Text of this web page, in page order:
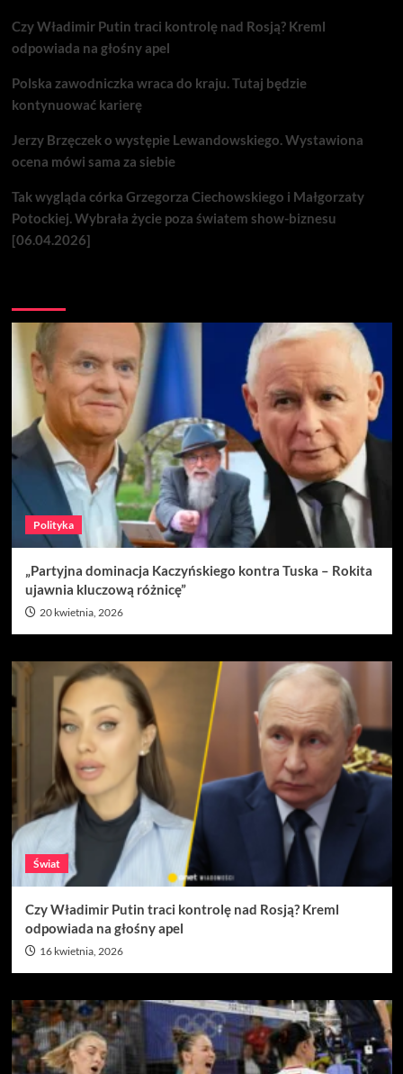
Czy Władimir Putin traci kontrolę nad Rosją? Kreml
odpowiada na głośny apel
Polska zawodniczka wraca do kraju. Tutaj będzie
kontynuować karierę
Jerzy Brzęczek o występie Lewandowskiego. Wystawiona
ocena mówi sama za siebie
Tak wygląda córka Grzegorza Ciechowskiego i Małgorzaty
Potockiej. Wybrała życie poza światem show-biznesu
[06.04.2026]
Polityka
„Partyjna dominacja Kaczyńskiego kontra Tuska – Rokita
ujawnia kluczową różnicę”
20 kwietnia, 2026
Świat
Czy Władimir Putin traci kontrolę nad Rosją? Kreml
odpowiada na głośny apel
16 kwietnia, 2026